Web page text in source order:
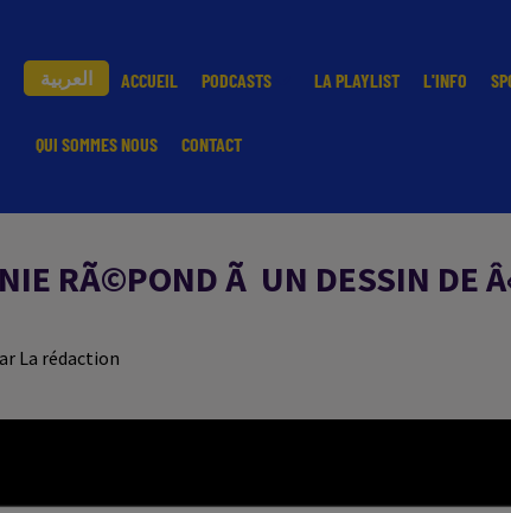
العربية ACCUEIL PODCASTS LA PLAYLIST L'INFO
QUI SOMMES NOUS CONTACT
RÃ©POND Ã UN DESSIN DE
La rédaction